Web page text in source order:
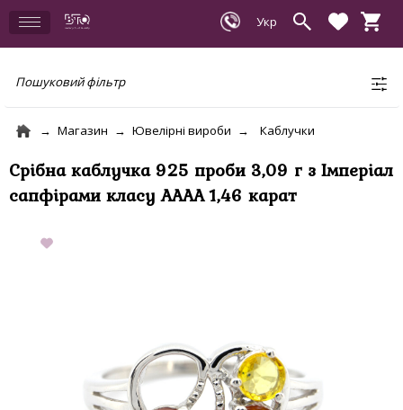
Пошуковий фільтр
Магазин Ювелірні вироби Каблучки
Срібна каблучка 925 проби 3,09 г з Імперіал
сапфірами класу АААА 1,46 карат